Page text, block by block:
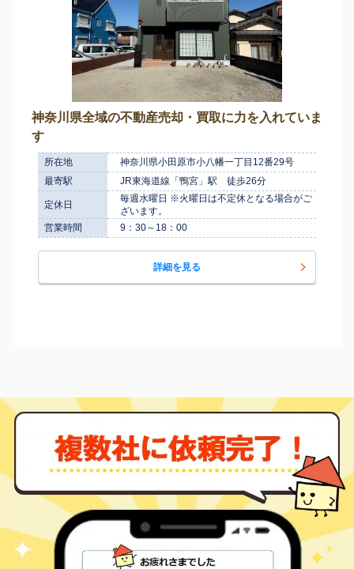
神奈川県全域の不動産売却・買取に力を入れていま
す
所在地
神奈川県小田原市小八幡一丁目12番29号
最寄駅
JR東海道線「鴨宮」駅 徒歩26分
定休日
毎週水曜日 ※火曜日は不定休となる場合がご
ざいます。
営業時間
9：30～18：00
詳細を見る